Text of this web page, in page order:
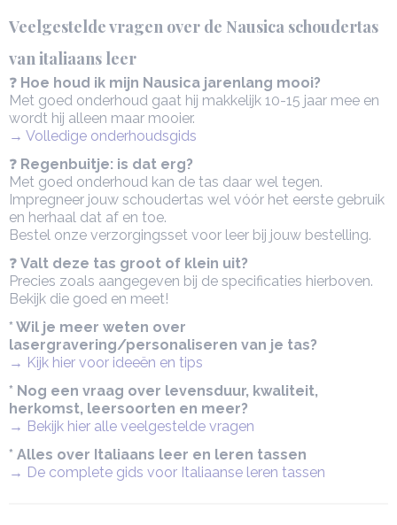
Veelgestelde vragen over de Nausica schoudertas
van italiaans leer
❓ Hoe houd ik mijn Nausica jarenlang mooi?
Met goed onderhoud gaat hij makkelijk 10-15 jaar mee en
wordt hij alleen maar mooier.
→ Volledige onderhoudsgids
❓ Regenbuitje: is dat erg?
Met goed onderhoud kan de tas daar wel tegen.
Impregneer jouw schoudertas wel vóór het eerste gebruik
en herhaal dat af en toe.
Bestel onze verzorgingsset voor leer bij jouw bestelling.
❓ Valt deze tas groot of klein uit?
Precies zoals aangegeven bij de specificaties hierboven.
Bekijk die goed en meet!
* Wil je meer weten over
lasergravering/personaliseren van je tas?
→ Kijk hier voor ideeën en tips
* Nog een vraag over levensduur, kwaliteit,
herkomst, leersoorten en meer?
→ Bekijk hier alle veelgestelde vragen
* Alles over Italiaans leer en leren tassen
→ De complete gids voor Italiaanse leren tassen